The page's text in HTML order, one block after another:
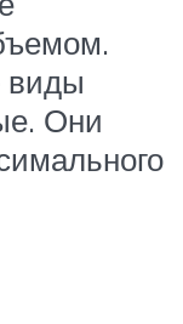
виды
Они